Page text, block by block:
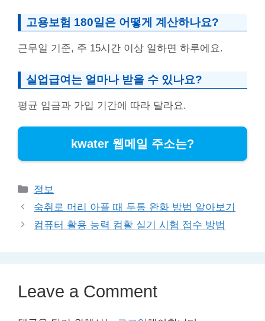
고용보험 180일은 어떻게 계산하나요?
근무일 기준, 주 15시간 이상 일하면 하루에요.
실업급여는 얼마나 받을 수 있나요?
평균 임금과 가입 기간에 따라 달라요.
kwater 웹메일 주소는?
Categories
정보
숙취로 머리 아플 때 두통 완화 방법 알아보기
컴퓨터 활용 능력 컴활 실기 시험 접수 방법
Leave a Comment